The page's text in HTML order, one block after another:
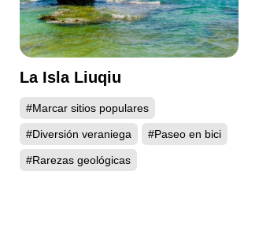
La Isla Liuqiu
#Marcar sitios populares
#Diversión veraniega #Paseo en bici
#Rarezas geológicas